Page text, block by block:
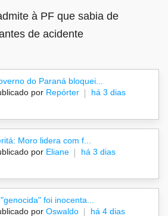
à PF que sabia de
de acidente
do Paraná bloquei...
por Repórter há 3 dias
Moro lidera com f...
por Eliane há 3 dias
foi inocenta...
por Oswaldo há 4 dias